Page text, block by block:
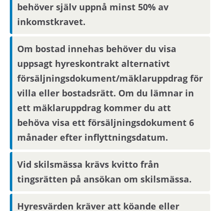
behöver själv uppnå minst 50% av
inkomstkravet.
Om bostad innehas behöver du visa
uppsagt hyreskontrakt alternativt
försäljningsdokument/mäklaruppdrag för
villa eller bostadsrätt. Om du lämnar in
ett mäklaruppdrag kommer du att
behöva visa ett försäljningsdokument 6
månader efter inflyttningsdatum.
Vid skilsmässa krävs kvitto från
tingsrätten på ansökan om skilsmässa.
Hyresvärden kräver att köande eller